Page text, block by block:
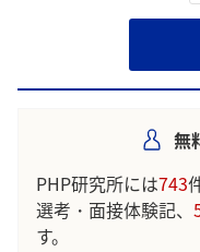
無
PHP研究所には743
選考・面接体験記、
す。